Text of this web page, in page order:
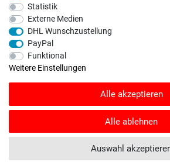
Paypal
VISA / Mastercard
DHL
Bei Fragen wenden Sie sich direkt an unser
Montag - Freitag, 09:00 - 18:00
info@rasentraktoren-
Statistik
Externe Medien
DHL Wunschzustellung
PayPal
Funktional
Weitere Einstellungen
Alle akzeptieren
Alle ablehnen
Auswahl